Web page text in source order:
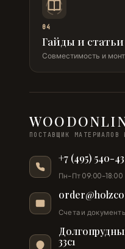
04
Гайды и статьи
Совместимость и
ПОСТАВЩИК
+7 (495) 540-
Пн–Пт 09:00–18:00
Счета и
33с1